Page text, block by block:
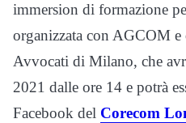
immersion di formazione
organizzata con AGCOM
Avvocati di Milano, che
2021 dalle ore 14 e potrà
Facebook del Corecom